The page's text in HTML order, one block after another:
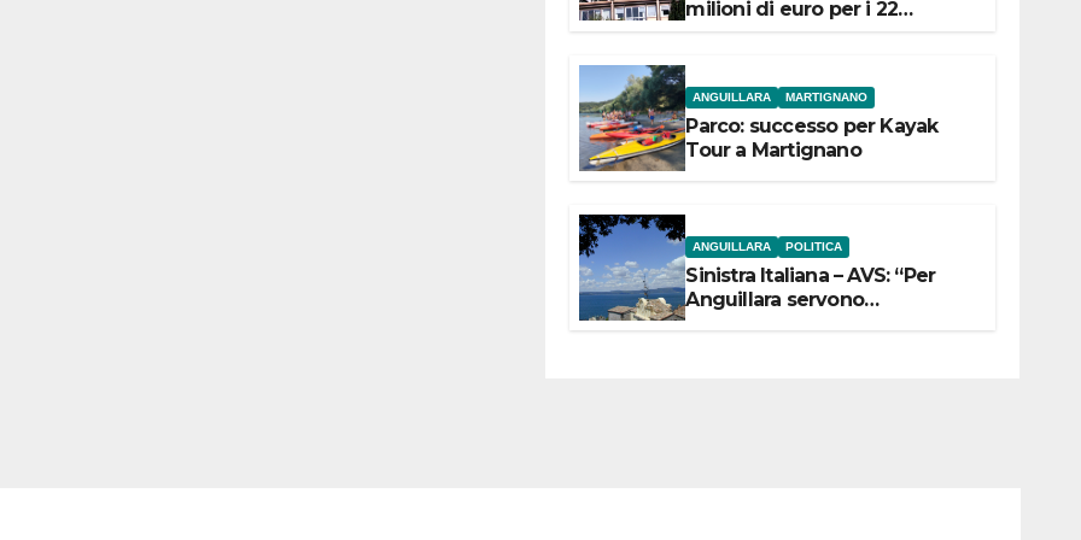
milioni di euro per i 22
ANGUILLARA MARTIGNANO
Parco: successo per Kayak
Tour a Martignano
ANGUILLARA POLITICA
Sinistra Italiana – AVS: “Per
Anguillara servono